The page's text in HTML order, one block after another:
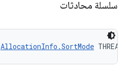
سلسلة محادثات
AllocationInfo.SortMode THREAD